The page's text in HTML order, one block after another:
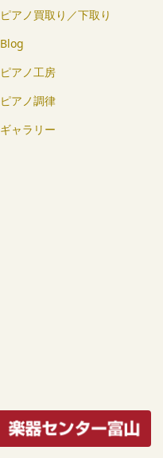
ピアノ買取り／下取り
Blog
ピアノ工房
ピアノ調律
ギャラリー